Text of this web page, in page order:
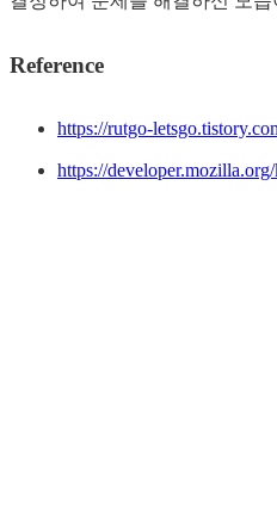
Reference
https://rutgo-
https://